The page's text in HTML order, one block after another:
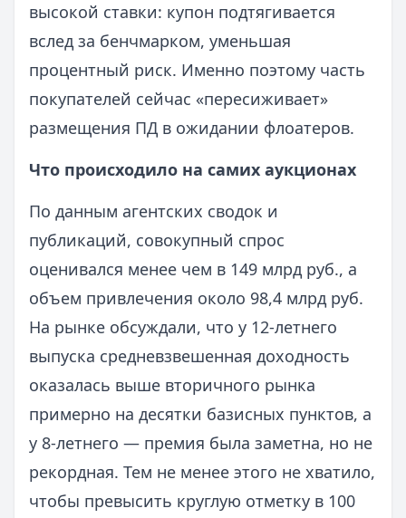
высокой ставки: купон подтягивается
вслед за бенчмарком, уменьшая
процентный риск. Именно поэтому часть
покупателей сейчас «пересиживает»
размещения ПД в ожидании флоатеров.
Что происходило на самих аукционах
По данным агентских сводок и
публикаций, совокупный спрос
оценивался менее чем в 149 млрд руб., а
объем привлечения около 98,4 млрд руб.
На рынке обсуждали, что у 12-летнего
выпуска средневзвешенная доходность
оказалась выше вторичного рынка
примерно на десятки базисных пунктов, а
у 8-летнего — премия была заметна, но не
рекордная. Тем не менее этого не хватило,
чтобы превысить круглую отметку в 100